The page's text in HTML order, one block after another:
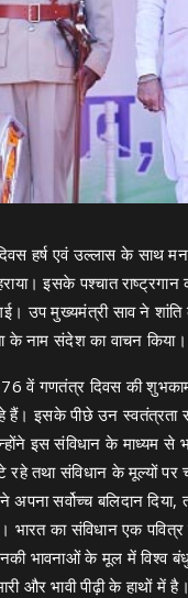
हर्ष एवं उल्लास के साथ
इसके पश्चात
गई। उप मुख्यमंत्री साव ने
के नाम संदेश का वाचन किया।
वें गणतंत्र दिवस की
इसके पीछे उन स्वतंत्रता
इस संविधान के माध्यम
रहे तथा संविधान के
सर्वोच्च बलिदान
का संविधान एक
भावनाओं के मूल में
और भावी पीढ़ी के हाथों